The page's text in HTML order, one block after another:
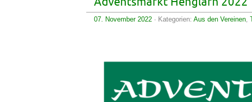
07. November 2022 · Kategorien: Aus den Vereinen,